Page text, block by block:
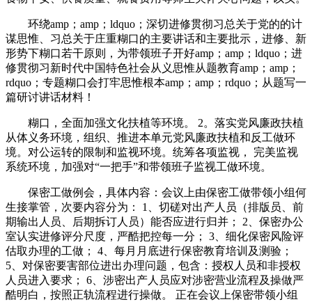
环绕amp；amp；ldquo；深切进修贯彻习总关于党的的计
谋思惟、习总关于庄重糊口的主要讲话和主要批示，进修、新
形势下糊口若干原则，为带领班子开好amp；amp；ldquo；进
修贯彻习新时代中国特色社会从义思惟从题教育amp；amp；
rdquo；专题糊口会打牢思惟根本amp；amp；rdquo；从题写一
篇研讨讲话材料！
糊口，全面加强文化扶植等环境。 2。落实党风廉政扶植
从体义务环境，组织、推进本单元党风廉政扶植和反工做环
境。对公运转的限制和监视环境。统筹各项监视， 完美监视
系统环境，加强对“一把手”和带领班子监视工做环境。
保密工做例会，具体内容：会议上由保密工做带领小组何
生接掌管，次要内容分为： 1、切磋对出产人员（排版员、前
期输出人员、后期拆订人员）能否应进行归并； 2、保密办公
室认实进修评分尺度，严酷把控每一分； 3、细化保密风险评
估取办理的工做； 4、每月月底进行保密教育培训及测验；
5、对保密要害部位进出办理问题，包含：授权人员和非授权
人员进入要求； 6、涉密出产人员应对涉密营业流程及操做严
酷明白，按照正轨流程进行操做。 正在会议上保密带领小组